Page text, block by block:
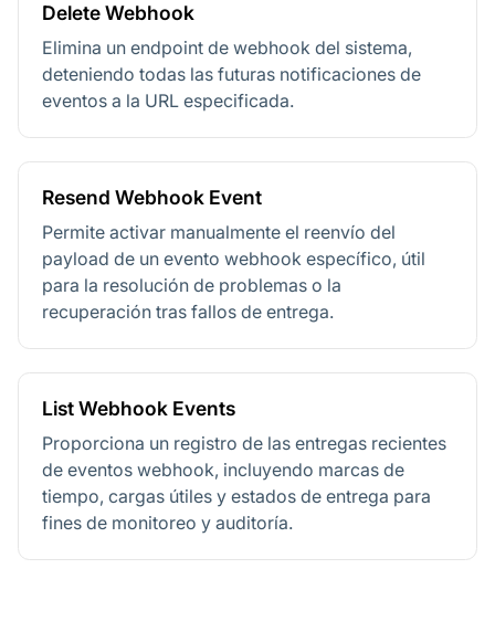
Delete Webhook
Elimina un endpoint de webhook del sistema,
deteniendo todas las futuras notificaciones de
eventos a la URL especificada.
Resend Webhook Event
Permite activar manualmente el reenvío del
payload de un evento webhook específico, útil
para la resolución de problemas o la
recuperación tras fallos de entrega.
List Webhook Events
Proporciona un registro de las entregas recientes
de eventos webhook, incluyendo marcas de
tiempo, cargas útiles y estados de entrega para
fines de monitoreo y auditoría.